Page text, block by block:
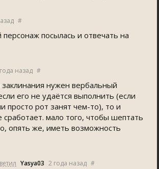
#
посылась и отвечать на
назад #
заклинания нужен вербальный
его не удаётся выполнить (если
просто рот занят чем-то), то и
сработает. мало того, чтобы шептать
опять же, иметь возможность
Yasya03 2 года назад #